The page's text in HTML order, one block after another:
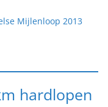
Mijlenloop 2013
hardlopen